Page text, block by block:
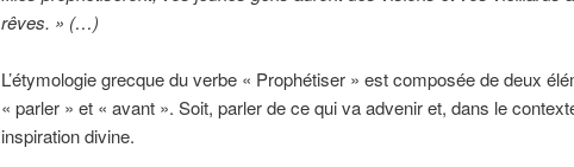
rêves. » (…)
L’étymologie grecque du verbe « Prophétiser » est composée de deux
« parler » et « avant ». Soit, parler de ce qui va advenir et, dans le
inspiration divine.